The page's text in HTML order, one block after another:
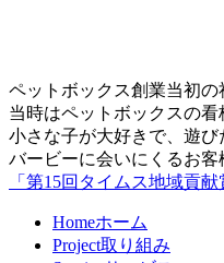
ペットボックス創業当初の
当時はペットボックスの看
小さな子が大好きで、遊び
バービーに会いにくるお客
「第15回タイムス地域貢
Homeホーム
Project取り組み